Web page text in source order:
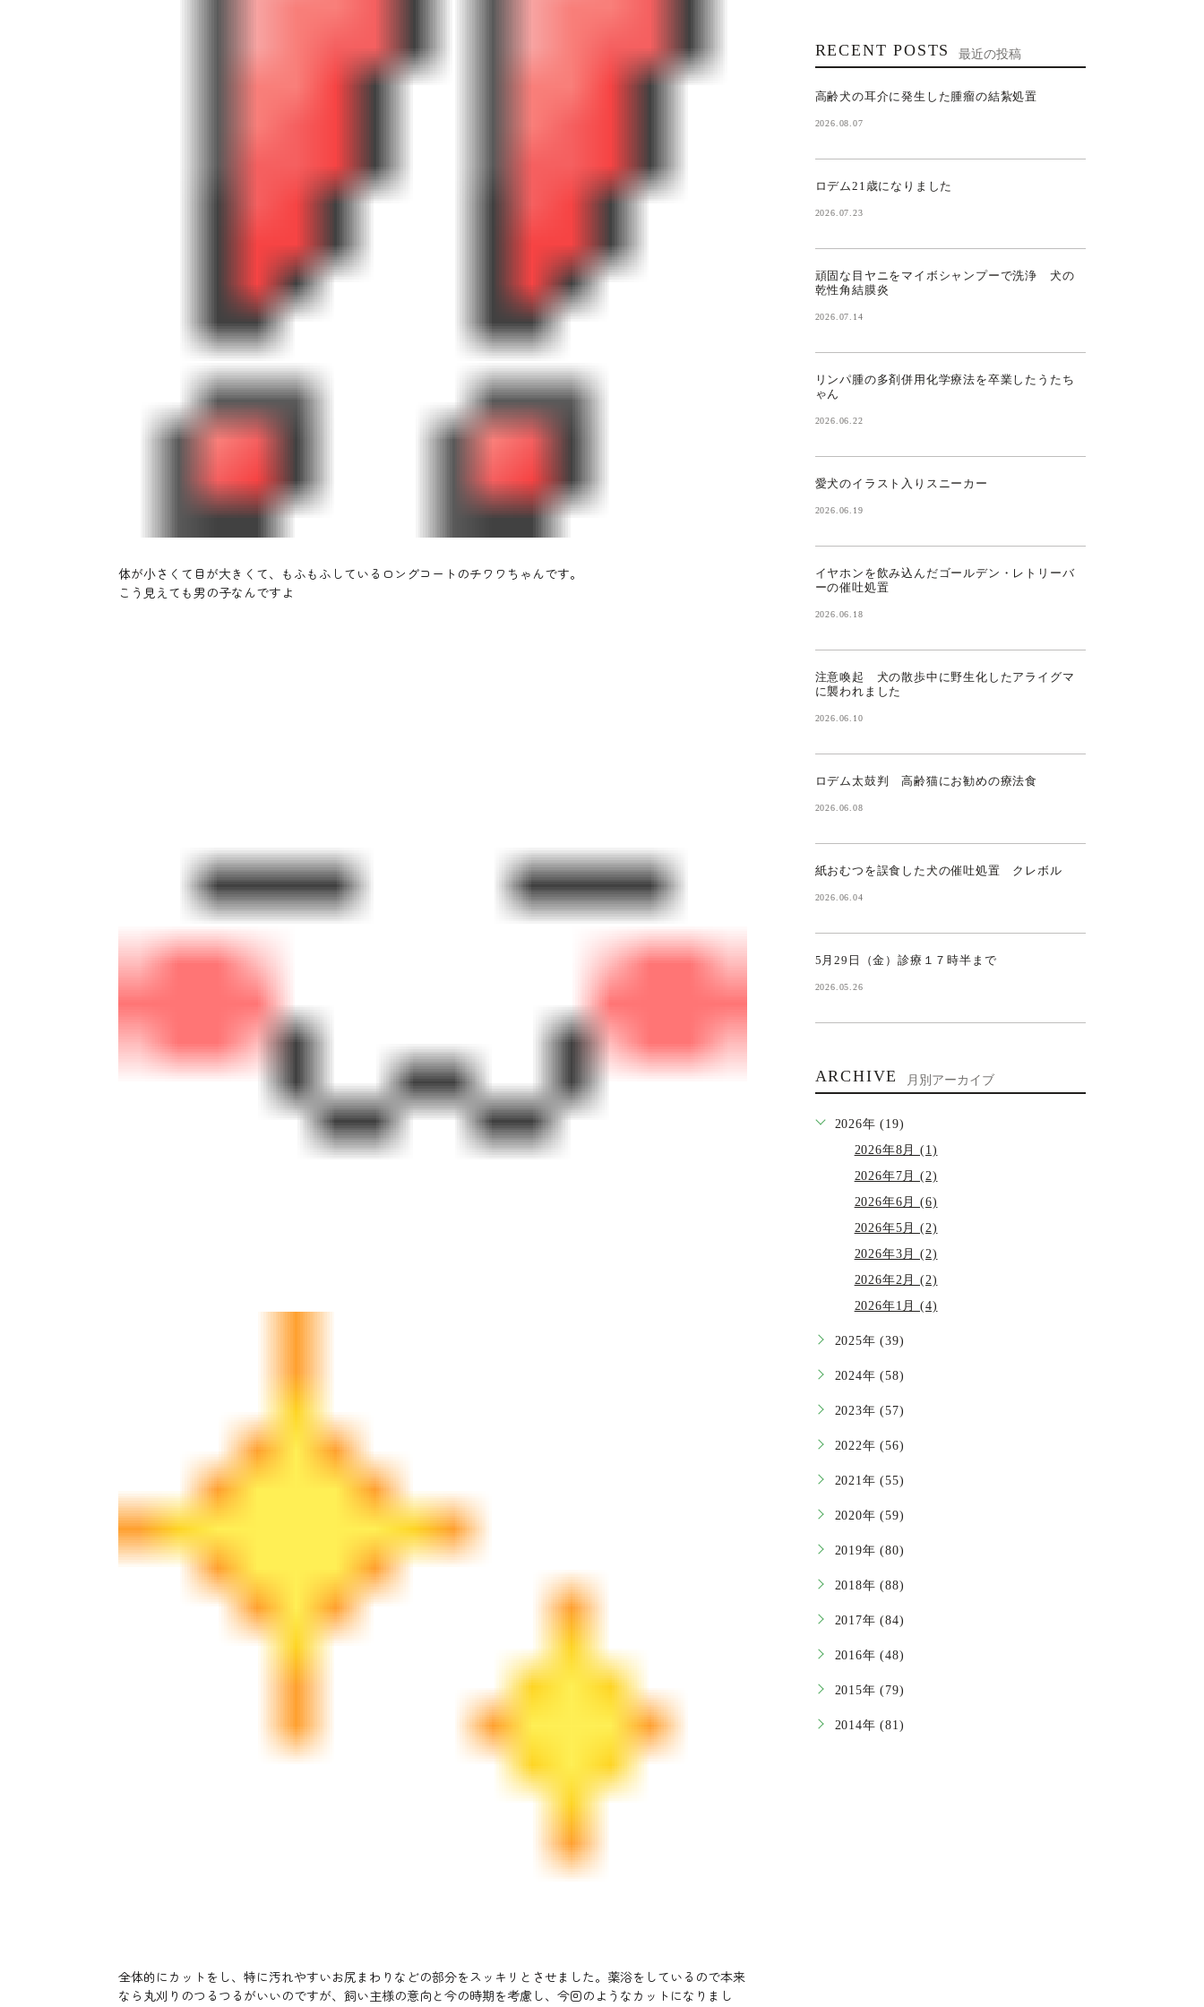
体が小さくて目が大きくて、もふもふしているロングコートのチワワちゃんです。
こう見えても男の子なんですよ
全体的にカットをし、特に汚れやすいお尻まわりなどの部分をスッキリとさせました。薬浴をしているので本来
なら丸刈りのつるつるがいいのですが、飼い主様の意向と今の時期を考慮し、今回のようなカットになりまし
RECENT POSTS 最近の投稿
高齢犬の耳介に発生した腫瘤の結紮処置
2026.08.07
ロデム21歳になりました
2026.07.23
頑固な目ヤニをマイボシャンプーで洗浄 犬の
乾性角結膜炎
2026.07.14
リンパ腫の多剤併用化学療法を卒業したうたち
ゃん
2026.06.22
愛犬のイラスト入りスニーカー
2026.06.19
イヤホンを飲み込んだゴールデン・レトリーバ
ーの催吐処置
2026.06.18
注意喚起 犬の散歩中に野生化したアライグマ
に襲われました
2026.06.10
ロデム太鼓判 高齢猫にお勧めの療法食
2026.06.08
紙おむつを誤食した犬の催吐処置 クレボル
2026.06.04
5月29日（金）診療１７時半まで
2026.05.26
ARCHIVE 月別アーカイブ
2026年 (19)
2026年8月 (1)
2026年7月 (2)
2026年6月 (6)
2026年5月 (2)
2026年3月 (2)
2026年2月 (2)
2026年1月 (4)
2025年 (39)
2024年 (58)
2023年 (57)
2022年 (56)
2021年 (55)
2020年 (59)
2019年 (80)
2018年 (88)
2017年 (84)
2016年 (48)
2015年 (79)
2014年 (81)